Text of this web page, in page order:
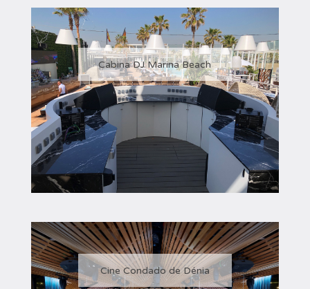
Cabina DJ Marina Beach
Cine Condado de Dénia